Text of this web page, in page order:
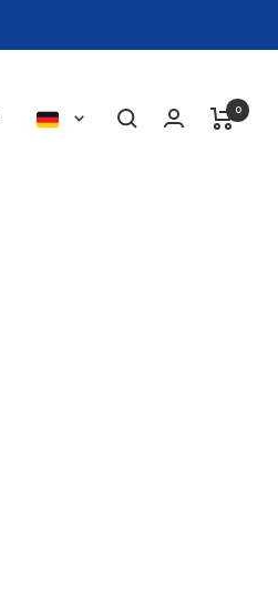
Sprache
0